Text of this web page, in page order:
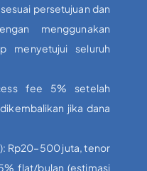
persetujuan dan
menggunakan
menyetujui seluruh
fee 5% setelah
jika dana
Rp20–500 juta, tenor
flat/bulan (estimasi